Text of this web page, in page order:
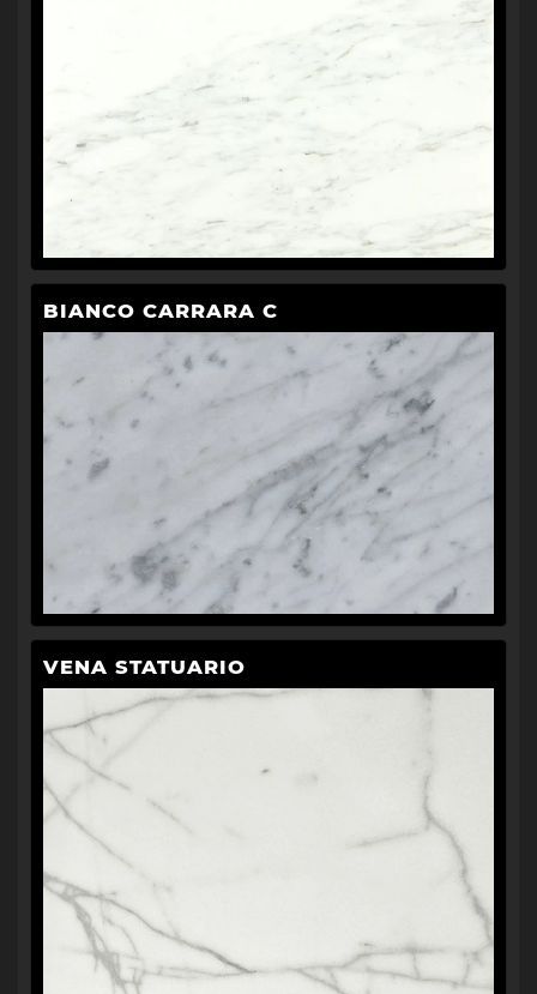
BIANCO CARRARA C
VENA STATUARIO